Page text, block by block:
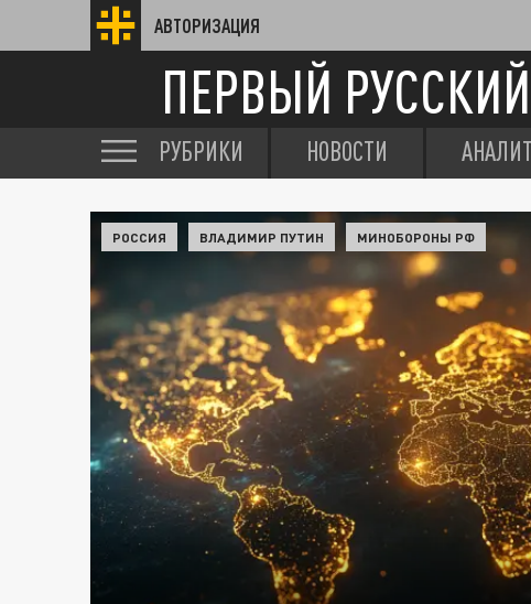
АВТОРИЗАЦИЯ
ПЕРВЫЙ РУССКИЙ
РУБРИКИ НОВОСТИ
РОССИЯ ВЛАДИМИР ПУТИН МИНОБОРОНЫ РФ